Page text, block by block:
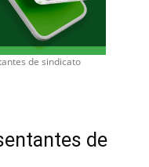
de sindicato
de